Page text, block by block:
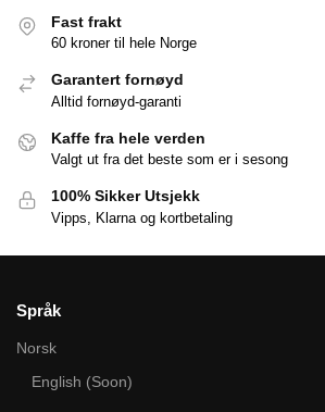
Fast frakt
60 kroner til hele Norge
Garantert fornøyd
Alltid fornøyd-garanti
Kaffe fra hele verden
Valgt ut fra det beste som er i sesong
100% Sikker Utsjekk
Vipps, Klarna og kortbetaling
Språk
Norsk
English (Soon)